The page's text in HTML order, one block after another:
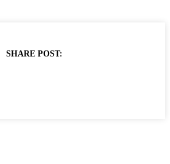
SHARE POST: